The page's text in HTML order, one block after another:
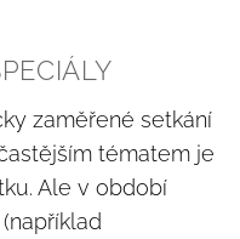
zaměřené setkání
tématem je
Ale v období